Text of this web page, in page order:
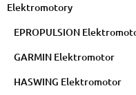
Elektromotory
EPROPULSION
GARMIN Elektromotor
HASWING Elektromotor